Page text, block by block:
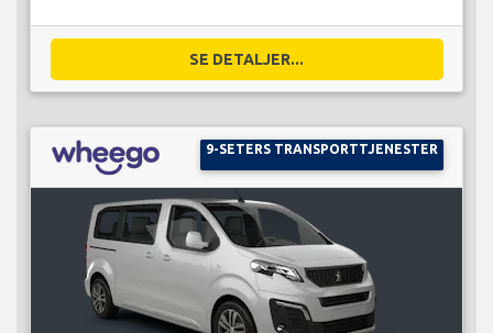
SE DETALJER...
9-SETERS TRANSPORTTJENESTER